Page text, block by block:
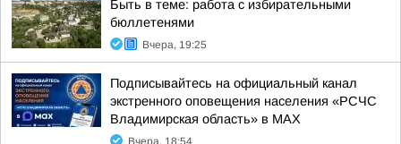
Быть в теме: работа с избирательными
бюллетенями
Вчера, 19:25
Подписывайтесь на официальный канал
экстренного оповещения населения «РСЧС
Владимирская область» в МАХ
Вчера, 18:54